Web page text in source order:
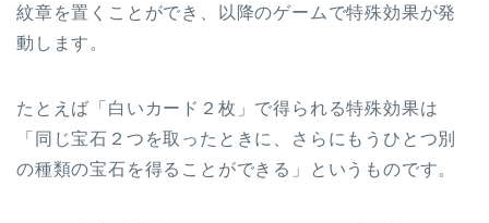
紋章を置くことができ、以降のゲームで特殊効果が発
動します。
たとえば「白いカード２枚」で得られる特殊効果は
「同じ宝石２つを取ったときに、さらにもうひとつ別
の種類の宝石を得ることができる」というものです。